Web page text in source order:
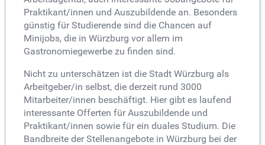
Praktikant/innen und Auszubildende an. Besonders
günstig für Studierende sind die Chancen auf
Minijobs, die in Würzburg vor allem im
Gastronomiegewerbe zu finden sind.
Nicht zu unterschätzen ist die Stadt Würzburg als
Arbeitgeber/in selbst, die derzeit rund 3000
Mitarbeiter/innen beschäftigt. Hier gibt es laufend
interessante Offerten für Auszubildende und
Praktikant/innen sowie für ein duales Studium. Die
Bandbreite der Stellenangebote in Würzburg bei der